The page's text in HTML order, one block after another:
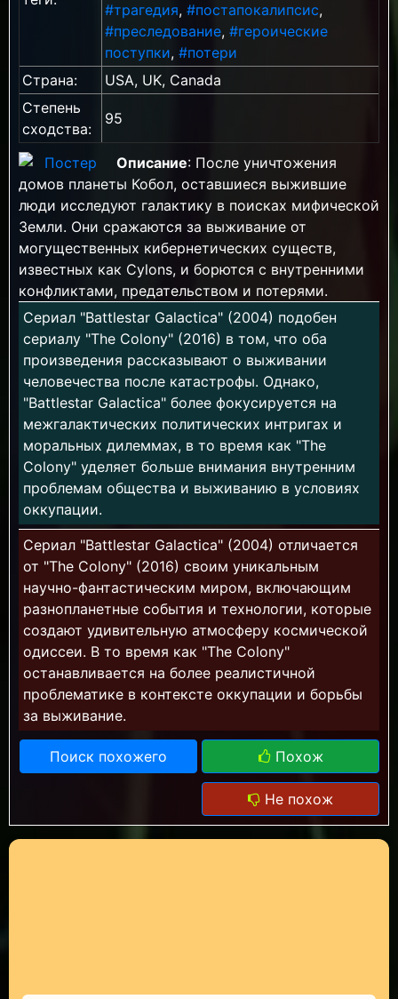
#трагедия, #постапокалипсис,
#преследование, #героические
поступки, #потери
Страна:
USA, UK, Canada
Степень
сходства:
95
Описание: После уничтожения
домов планеты Кобол, оставшиеся выжившие
люди исследуют галактику в поисках мифической
Земли. Они сражаются за выживание от
могущественных кибернетических существ,
известных как Cylons, и борются с внутренними
конфликтами, предательством и потерями.
Сериал "Battlestar Galactica" (2004) подобен
сериалу "The Colony" (2016) в том, что оба
произведения рассказывают о выживании
человечества после катастрофы. Однако,
"Battlestar Galactica" более фокусируется на
межгалактических политических интригах и
моральных дилеммах, в то время как "The
Colony" уделяет больше внимания внутренним
проблемам общества и выживанию в условиях
оккупации.
Сериал "Battlestar Galactica" (2004) отличается
от "The Colony" (2016) своим уникальным
научно-фантастическим миром, включающим
разнопланетные события и технологии, которые
создают удивительную атмосферу космической
одиссеи. В то время как "The Colony"
останавливается на более реалистичной
проблематике в контексте оккупации и борьбы
за выживание.
Поиск похожего Похож
Не похож